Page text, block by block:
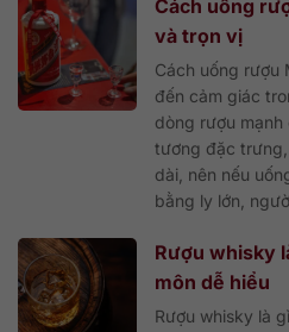
Cách uống
và trọn vị
Cách uống rượu
đến cảm giác
dòng rượu
tương đặc
dài, nên nếu
bằng ly lớn,
Rượu whisky
môn dễ hiểu
Rượu whisky là